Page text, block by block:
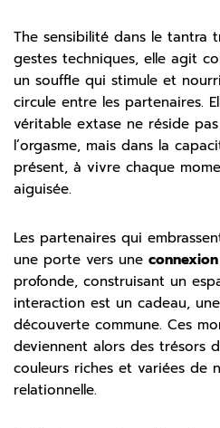
The sensibilité dans le tantra
gestes techniques, elle agit
un souffle qui stimule et
circule entre les partenaires.
véritable extase ne réside
l’orgasme, mais dans la
présent, à vivre chaque
aiguisée.
Les partenaires qui
une porte vers une
profonde, construisant un
interaction est un cadeau,
découverte commune. Ces
deviennent alors des trésors
couleurs riches et variées de
relationnelle.